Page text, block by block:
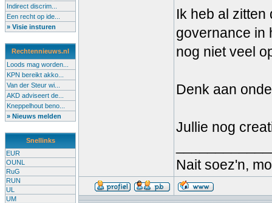
Indirect discrim...
Een recht op ide...
» Visie insturen
Rechtennieuws.nl
Loods mag worden...
KPN bereikt akko...
Van der Steur wi...
AKD adviseert de...
Kneppelhout beno...
» Nieuws melden
Snellinks
EUR
OUNL
RuG
RUN
UL
UM
Ik heb al
governance in
nog niet veel
Denk aan
Jullie nog
Nait soez'n,